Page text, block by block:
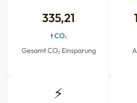
335,21
t CO₂
Gesamt CO₂ Einsparung
⚡